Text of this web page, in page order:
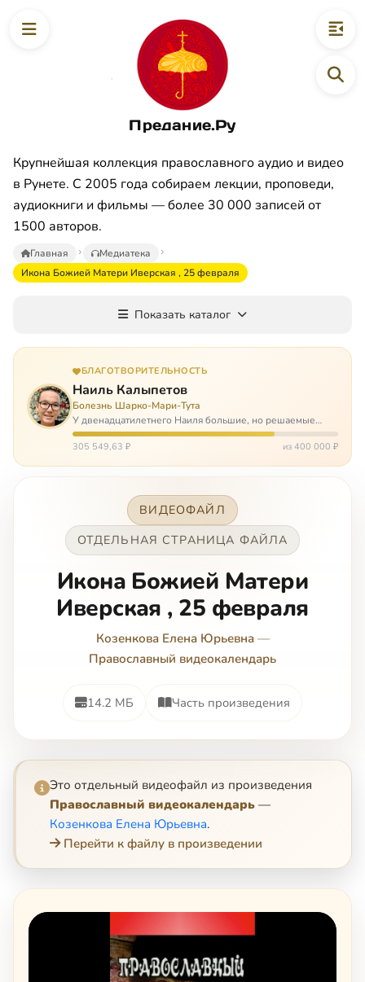
Предание.Ру
Крупнейшая коллекция православного аудио и видео
в Рунете. С 2005 года собираем лекции, проповеди,
аудиокниги и фильмы — более 30 000 записей от
1500 авторов.
Главная
Медиатека
Икона Божией Матери Иверская , 25 февраля
Показать каталог
БЛАГОТВОРИТЕЛЬНОСТЬ
Наиль Калыпетов
Болезнь Шарко-Мари-Тута
У двенадцатилетнего Наиля большие, но решаемые
проблемы. Он болен редкой болезнью, которая ставит
перед ним множество непростых задача, угрожая в
305 549,63 ₽ из 400 000 ₽
ВИДЕОФАЙЛ
ОТДЕЛЬНАЯ СТРАНИЦА ФАЙЛА
Икона Божией Матери
Иверская , 25 февраля
Козенкова Елена Юрьевна—
Православный видеокалендарь
14.2 МБ Часть произведения
Это отдельный видеофайл из произведения
Православный видеокалендарь —
Козенкова Елена Юрьевна.
Перейти к файлу в произведении